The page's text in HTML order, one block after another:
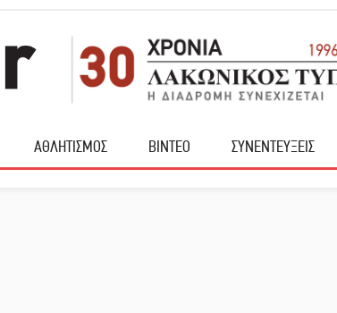
ΑΘΛΗΤΙΣΜΟΣ ΒΙΝΤΕΟ ΣΥΝΕΝΤΕΥΞΕΙΣ